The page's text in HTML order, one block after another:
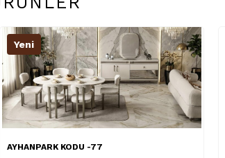
Yeni
AYHANPARK KODU -76